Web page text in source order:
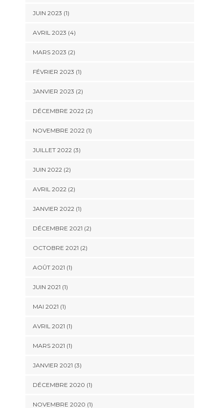
JUIN 2023 (1)
AVRIL 2023 (4)
MARS 2023 (2)
FÉVRIER 2023 (1)
JANVIER 2023 (2)
DÉCEMBRE 2022(2)
NOVEMBRE 2022(1)
JUILLET 2022(3)
JUIN 2022(2)
AVRIL 2022(2)
JANVIER 2022(1)
DÉCEMBRE 2021 (2)
OCTOBRE 2021 (2)
AOÛT 2021 (1)
JUIN 2021 (1)
MAI 2021 (1)
AVRIL 2021 (1)
MARS 2021 (1)
JANVIER 2021 (3)
DÉCEMBRE 2020 (1)
NOVEMBRE 2020 (1)